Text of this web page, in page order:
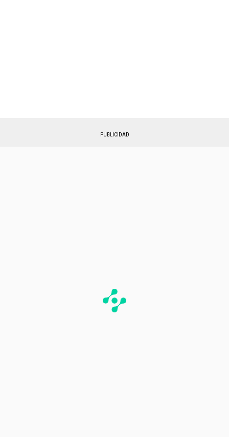
PUBLICIDAD